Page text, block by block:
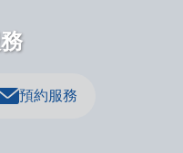
預約服務